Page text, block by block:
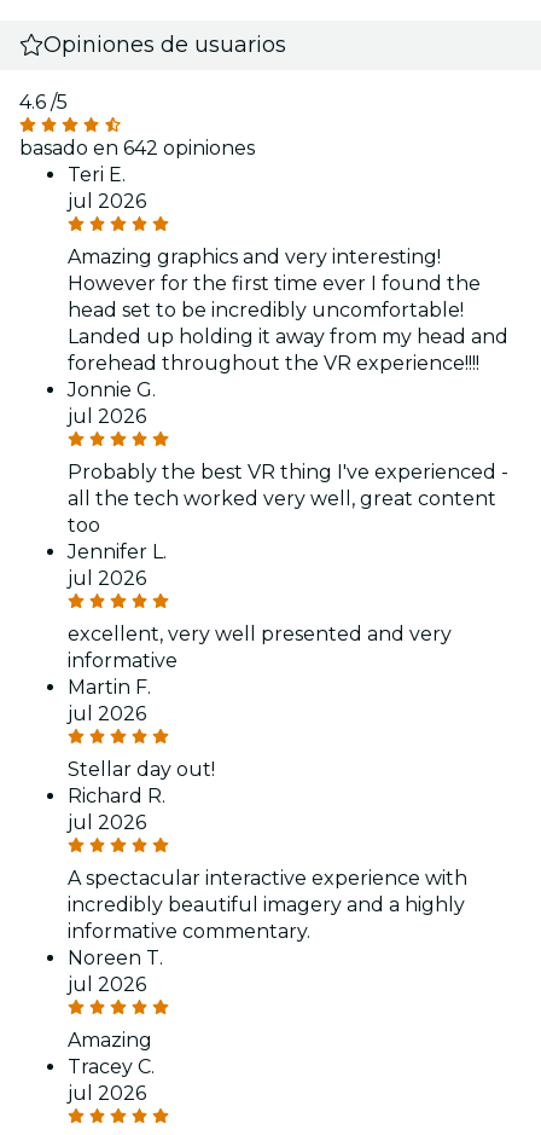
Opiniones de usuarios
4.6 /5
basado en 642 opiniones
Teri E.
jul 2026
Amazing graphics and very interesting!
However for the first time ever I found the
head set to be incredibly uncomfortable!
Landed up holding it away from my head and
forehead throughout the VR experience!!!!
Jonnie G.
jul 2026
Probably the best VR thing I've experienced -
all the tech worked very well, great content
too
Jennifer L.
jul 2026
excellent, very well presented and very
informative
Martin F.
jul 2026
Stellar day out!
Richard R.
jul 2026
A spectacular interactive experience with
incredibly beautiful imagery and a highly
informative commentary.
Noreen T.
jul 2026
Amazing
Tracey C.
jul 2026